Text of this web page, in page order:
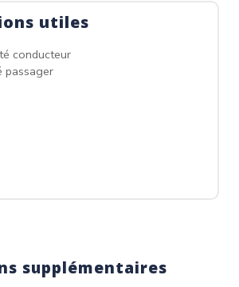
utiles
conducteur
passager
supplémentaires